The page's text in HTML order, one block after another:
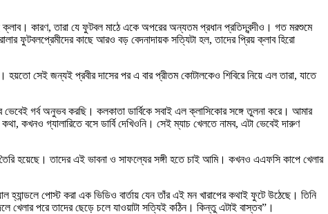
কারণ, তারা যে ফুটবল মাঠে একে অপরের অন্যতম প্রধান প্রতিদ্বন্দীও। গত মরশুমে
ফুটবলপ্রেমীদের কাছে আরও বড় বেদনাদায়ক সত্যিটা হল, তাদের প্রিয় ক্লাব হিরো
সেই জন্যই প্রবীর দাসের পর এ বার প্রীতম কোটালকেও শিবিরে নিয়ে এল তারা, যাতে
গর্ব অনুভব করছি। কলকাতা ডার্বিকে সবাই এল ক্লাসিকোর সঙ্গে তুলনা করে। আমার
কখনও গ্যালারিতে বসে ডার্বি দেখিওনি। সেই ম্যাচ খেলতে নামব, এটা ভেবেই দারুণ
হয়েছে। তাদের এই ভাবনা ও সাফল্যের সঙ্গী হতে চাই আমি। কখনও এএফসি কাপে খেলার
পোস্ট করা এক ভিডিও বার্তায় যেন তাঁর এই মন খারাপের কথাই ফুটে উঠেছে। তিনি
পরে তাদের ছেড়ে চলে যাওয়াটা সত্যিই কঠিন। কিন্তু এটাই বাস্তব”।